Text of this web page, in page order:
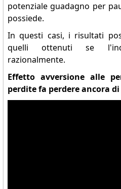
potenziale guadagno per
possiede.
In questi casi, i risultati
quelli ottenuti se
razionalmente.
Effetto avversione alle
perdite fa perdere ancora